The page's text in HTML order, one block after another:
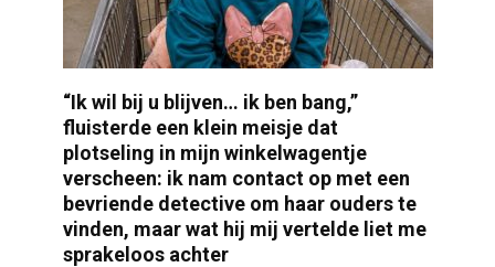
“Ik wil bij u blijven… ik ben bang,”
fluisterde een klein meisje dat
plotseling in mijn winkelwagentje
verscheen: ik nam contact op met een
bevriende detective om haar ouders te
vinden, maar wat hij mij vertelde liet me
sprakeloos achter